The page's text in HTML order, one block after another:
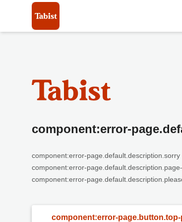
component:error-
component:error-page.default.description.sorry
component:error-
component:error-
component:error-page.button.top-